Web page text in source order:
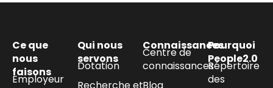
Ce que
nous
faisons
Employeur
Qui nous
servons
Dotation
Connaissances
Centre de
connaissances
Pourquoi
People2.0
Répertoire
des